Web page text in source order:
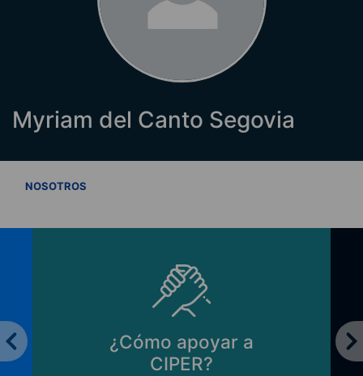
Myriam del Canto Segovia
NOSOTROS
¿Cómo apoyar a
CIPER?